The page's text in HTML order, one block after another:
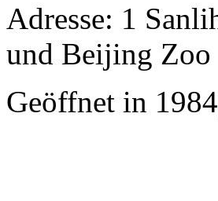
Adresse: 1
und Beijing Zoo
Geöffnet in